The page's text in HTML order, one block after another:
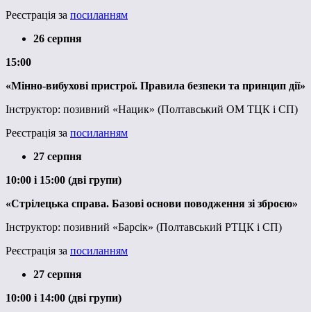
Реєстрація за посиланням
26 серпня
15:00
«Мінно-вибухові пристрої. Правила безпеки та принцип дії»
Інструктор: позивний «Нацик» (Полтавський ОМ ТЦК і СП)
Реєстрація за посиланням
27 серпня
10:00 і 15:00 (дві групи)
«Стрілецька справа. Базові основи поводження зі зброєю»
Інструктор: позивний «Барсік» (Полтавський РТЦК і СП)
Реєстрація за посиланням
27 серпня
10:00 і 14:00 (дві групи)